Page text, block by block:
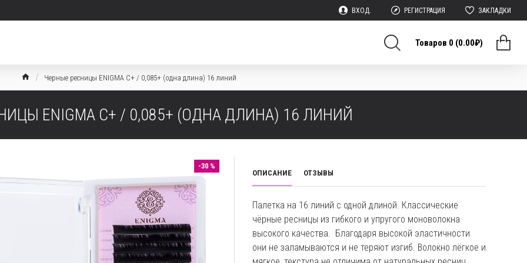
ВХОД. РЕГИСТРАЦИЯ ЗАКЛАДКИ
Товаров 0 (0.00₽)
Черные ресницы ENIGMA C+ / 0,085+ (одна длина) 16 линий
ENIGMA C+ / 0,085+ (ОДНА ДЛИНА) 16 ЛИНИЙ
-30 %
ОПИСАНИЕ ОТЗЫВЫ
Палетка на 16 линий с одной длиной. Классические
чёрные ресницы из гибкого и упругого моноволокна
высокого качества. Благодаря высокой эластичности
они не заламываются и не теряют изгиб. Волокно лёгкое и